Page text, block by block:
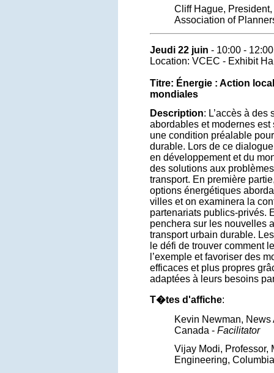
Cliff Hague,
Association of
Jeudi 22 juin - 10:00 - 12:00
Location: VCEC - Exhibit
Titre: Énergie : Action
mondiales
Description: L’accès à des
abordables et modernes
une condition préalable
durable. Lors de ce
en développement et du
des solutions aux
transport. En première
options énergétiques
villes et on examinera la
partenariats publics-privés.
penchera sur les nouvelles
transport urbain durable.
le défi de trouver comment
l’exemple et favoriser des
efficaces et plus propres
adaptées à leurs besoins
T�tes d'affiche:
Kevin Newman, News
Canada - Facilitator
Vijay Modi, Professor,
Engineering,